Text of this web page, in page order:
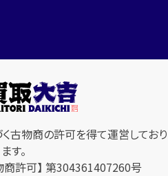
古物商の許可を得て運営しており
ます。
商許可】 第304361407260号